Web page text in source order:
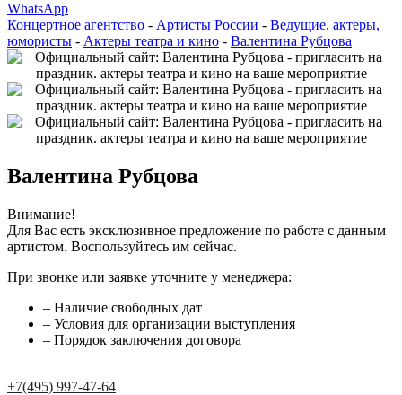
WhatsApp
Концертное агентство - Артисты России - Ведущие, актеры,
юмористы - Актеры театра и кино - Валентина Рубцова
Валентина Рубцова
Внимание!
Для Вас есть эксклюзивное предложение по работе с данным
артистом. Воспользуйтесь им сейчас.
При звонке или заявке уточните у менеджера:
– Наличие свободных дат
– Условия для организации выступления
– Порядок заключения договора
+7(495) 997-47-64